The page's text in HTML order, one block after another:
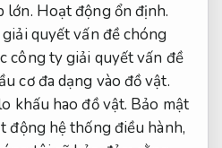
lớn. Hoạt động ổn định.
quyết vấn đề chóng
công ty giải quyết vấn đề
cơ đa dạng vào đồ vật.
khấu hao đồ vật. Bảo mật
động hệ thống điều hành,